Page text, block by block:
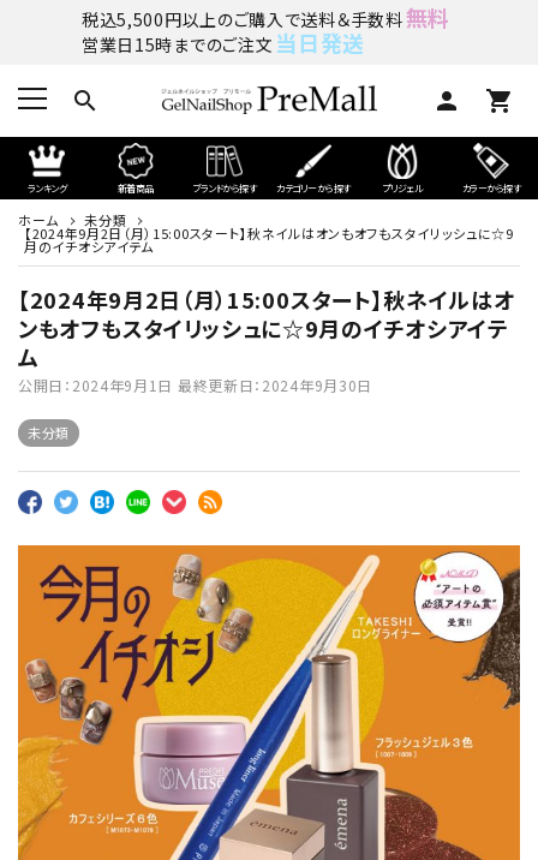
税込5,500円以上のご購入で送料＆手数料無料
営業日15時までのご注文 当日発送
search person shopping_cart
ランキング 新着商品 ブランドから探す カテゴリーから探す プリジェル カラーから探す
ホーム 未分類
【2024年9月2日（月）15:00スタート】秋ネイルはオンもオフもスタイリッシュに☆9
月のイチオシアイテム
【2024年9月2日（月）15:00スタート】秋ネイルはオ
ンもオフもスタイリッシュに☆9月のイチオシアイテ
ム
公開日： 2024年9月1日 最終更新日： 2024年9月30日
未分類